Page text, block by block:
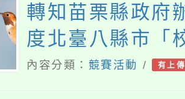
所師生報名參加
轉知苗栗縣政府
度北臺八縣市「
徵選活動-情緒
內容分類： 競賽活動 / 有上